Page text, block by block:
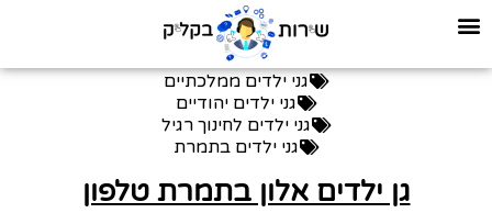
גני ילדים ממלכתיים
גני ילדים יהודיים
גני ילדים לחינוך רגיל
גני ילדים בתמרת
גן ילדים אלון בתמרת טלפון